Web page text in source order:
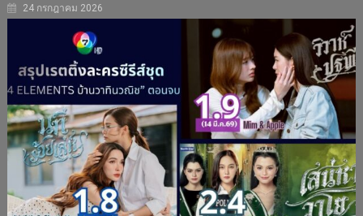
24 กรกฎาคม 2026